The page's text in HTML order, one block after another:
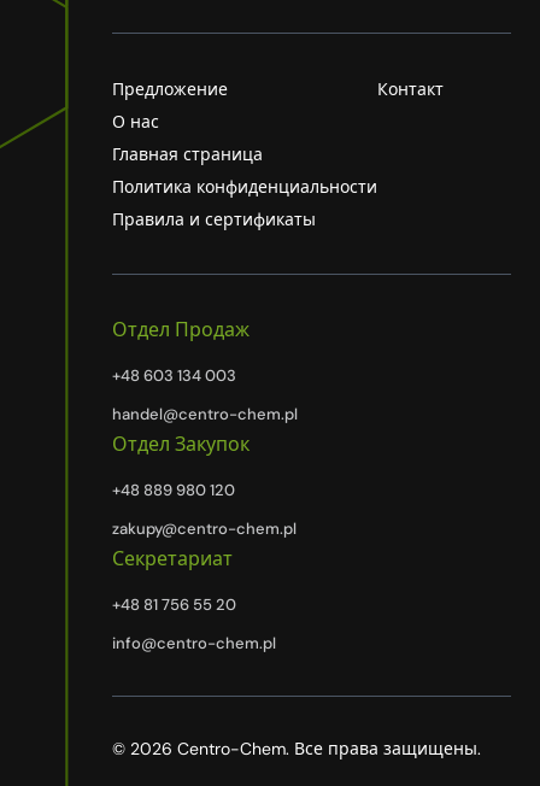
Предложение
О нас
Главная страница
Политика конфиденциальности
Правила и сертификаты
Контакт
Отдел Продаж
+48 603 134 003
handel@centro-chem.pl
Отдел Закупок
+48 889 980 120
zakupy@centro-chem.pl
Секретариат
+48 81 756 55 20
info@centro-chem.pl
© 2026 Centro-Chem. Все права защищены.